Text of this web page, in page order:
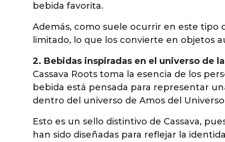
bebida favorita.
Además, como suele ocurrir en este tipo
limitado, lo que los convierte en objetos
2. Bebidas inspiradas en el universo de
Cassava Roots toma la esencia de los
bebida está pensada para representar
dentro del universo de Amos del
Esto es un sello distintivo de Cassava,
han sido diseñadas para reflejar la